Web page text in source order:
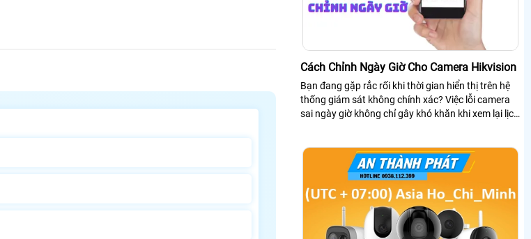
Cách Chỉnh Ngày Giờ Cho Camera Hikvision
Bạn đang gặp rắc rối khi thời gian hiển thị trên hệ
thống giám sát không chính xác? Việc lỗi camera
sai ngày giờ không chỉ gây khó khăn khi xem lại lịch